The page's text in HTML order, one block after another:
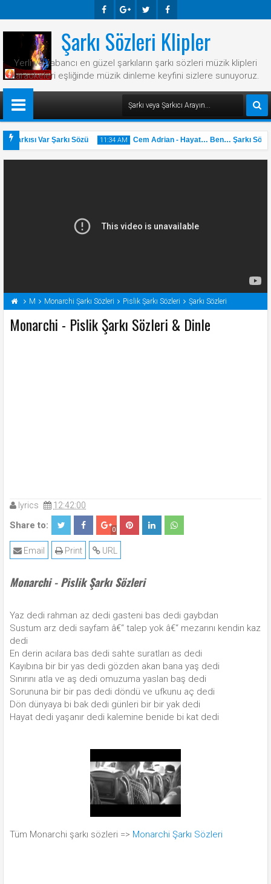
Ook E-
Plus
R Ook
Şarkı Sözleri Klipler
Yerli ve yabancı en güzel şarkıların şarkı sözleri müzik klipleri
karaokeleri eşliğinde müzik dinleme keyfini sizlere sunuyoruz.
Var Şarkı Sözü 11:34 AM
31 May
2025
Cem Adrian - Hayat… Ben… Şarkı Sözü
M Monarchi Şarkı Sözleri Pislik Şarkı Sözleri Şarkı Sözleri
Monarchi - Pislik Şarkı Sözleri & Dinle
lyrics 12:42:00
Share to: 0
URL
Print
Email
Monarchi - Pislik Şarkı Sözleri
Yaz dedi rahman az dedi gasteni bas dedi gaybdan
Sustum arz dedi sayfam â€“ talep yok â€“ mezarını kendin kaz
dedi
En derin acılara bas dedi sahte suratları as dedi
Kayıbına bir bir yas dedi gözden akan bana yaş dedi
Sınırını atla ve aş dedi omuzuma yaslan baş dedi
Sorununa bir bir pas dedi döndü ve ufkunu aç dedi
Dön dünyaya bi bak dedi günleri bir bir yak dedi
Hayat dedi yaşanır dedi kalemine benide bi kat dedi
Tüm Monarchi şarkı sözleri => Monarchi Şarkı Sözleri